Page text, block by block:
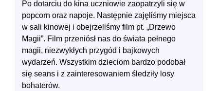
Po dotarciu do kina uczniowie zaopatrzyli się w
popcorn oraz napoje. Następnie zajęliśmy miejsca
w sali kinowej i obejrzeliśmy film pt. „Drzewo
Magii”. Film przeniósł nas do świata pełnego
magii, niezwykłych przygód i bajkowych
wydarzeń. Wszystkim dzieciom bardzo podobał
się seans i z zainteresowaniem śledziły losy
bohaterów.